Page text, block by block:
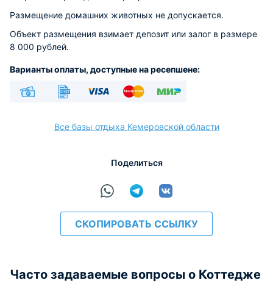
Размещение домашних животных не допускается.
Объект размещения взимает депозит или залог в размере
8 000 рублей.
Варианты оплаты, доступные на ресепшене:
Все базы отдыха Кемеровской области
Поделиться
СКОПИРОВАТЬ ССЫЛКУ
Часто задаваемые вопросы о Коттедже